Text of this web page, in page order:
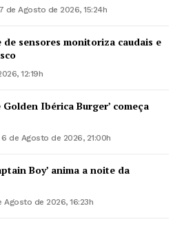
agora!
7 de Agosto de 2026, 15:24h
sensores monitoriza caudais e
12:19h
Golden Ibérica Burger’ começa
6 de Agosto de 2026, 21:00h
Boy’ anima a noite da
Agosto de 2026, 16:23h